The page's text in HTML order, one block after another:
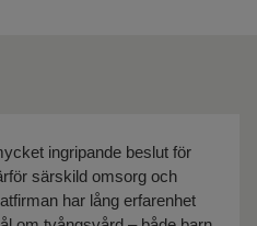
ingripande beslut för
särskild omsorg och
har lång erfarenhet